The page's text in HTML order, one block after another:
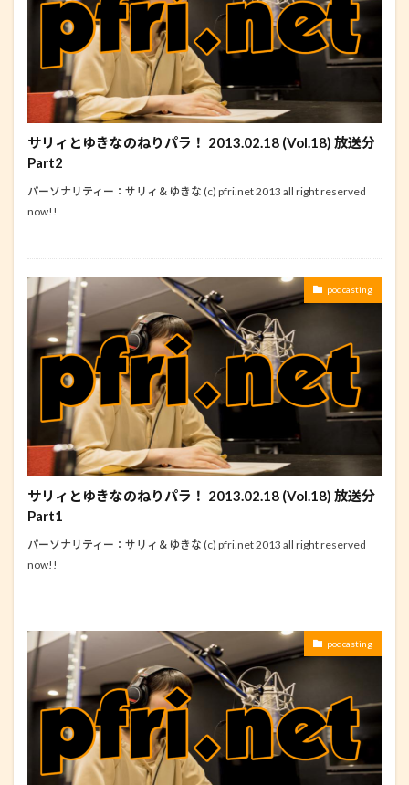
サリィとゆきなのねりパラ！ 2013.02.18 (Vol.18) 放送分
Part2
パーソナリティー：サリィ＆ゆきな (c) pfri.net 2013 all right reserved
now!!
podcasting
サリィとゆきなのねりパラ！ 2013.02.18 (Vol.18) 放送分
Part1
パーソナリティー：サリィ＆ゆきな (c) pfri.net 2013 all right reserved
now!!
podcasting